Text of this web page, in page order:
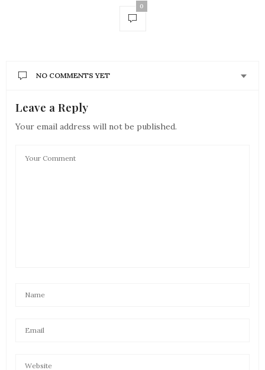
0
NO COMMENTS YET
Leave a Reply
Your email address will not be published.